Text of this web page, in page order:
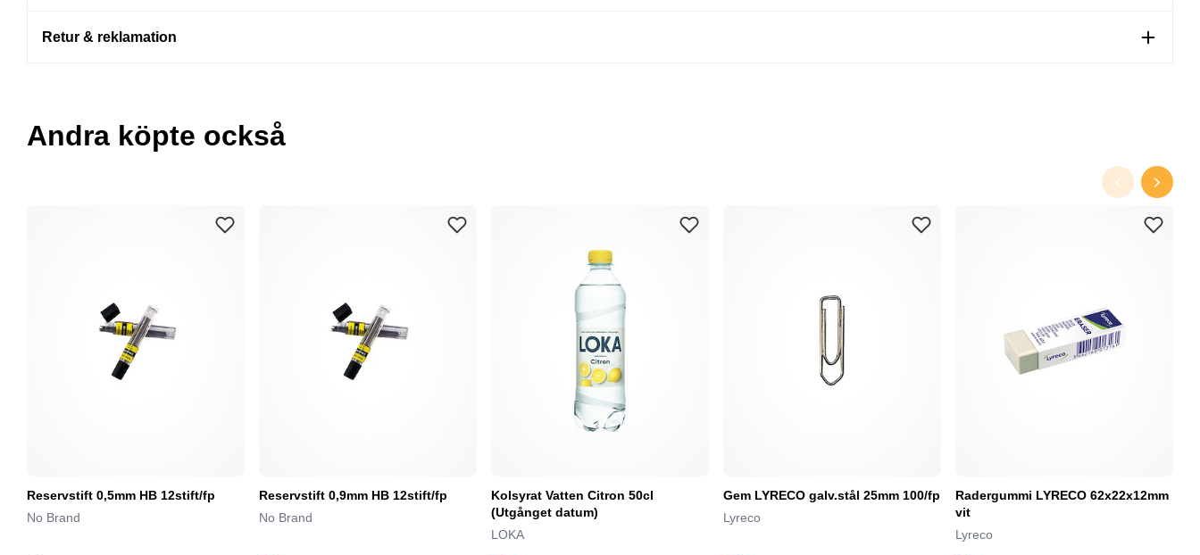
Retur & reklamation
Andra köpte också
Reservstift 0,5mm HB 12stift/fp
No Brand
Reservstift 0,9mm HB 12stift/fp
No Brand
Kolsyrat Vatten Citron 50cl
(Utgånget datum)
LOKA
Gem LYRECO galv.stål 25mm 100/fp
Lyreco
Radergummi LYRECO 62x22x12mm
vit
Lyreco